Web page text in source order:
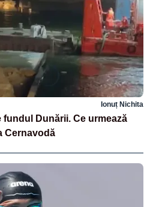
Ionuț Nichita
Dunării. Ce urmează
Cernavodă